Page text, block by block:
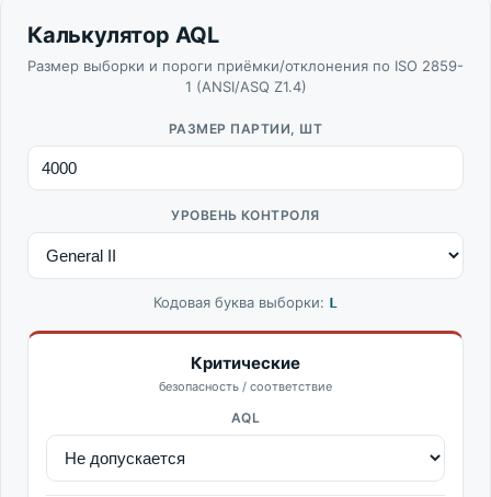
Калькулятор AQL
Размер выборки и пороги приёмки/отклонения по ISO 2859-
1 (ANSI/ASQ Z1.4)
РАЗМЕР ПАРТИИ, ШТ
УРОВЕНЬ КОНТРОЛЯ
Кодовая буква выборки: L
Критические
безопасность / соответствие
AQL